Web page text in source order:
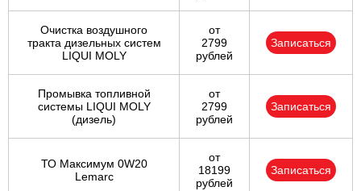
Очистка воздушного
тракта дизельных систем
LIQUI MOLY
от
2799
рублей
Записаться
Промывка топливной
системы LIQUI MOLY
(дизель)
от
2799
рублей
Записаться
ТО Максимум 0W20
Lemarc
от
18199
рублей
Записаться